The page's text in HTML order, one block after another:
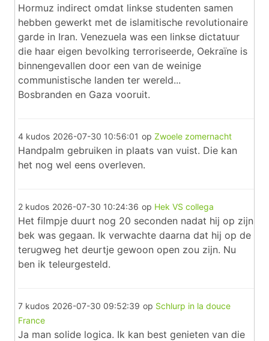
Hormuz indirect omdat linkse studenten samen
hebben gewerkt met de islamitische revolutionaire
garde in Iran. Venezuela was een linkse dictatuur
die haar eigen bevolking terroriseerde, Oekraïne is
binnengevallen door een van de weinige
communistische landen ter wereld...
Bosbranden en Gaza vooruit.
4 kudos 2026-07-30 10:56:01 op Zwoele zomernacht
Handpalm gebruiken in plaats van vuist. Die kan
het nog wel eens overleven.
2 kudos 2026-07-30 10:24:36 op Hek VS collega
Het filmpje duurt nog 20 seconden nadat hij op zijn
bek was gegaan. Ik verwachte daarna dat hij op de
terugweg het deurtje gewoon open zou zijn. Nu
ben ik teleurgesteld.
7 kudos 2026-07-30 09:52:39 op Schlurp in la douce
France
Ja man solide logica. Ik kan best genieten van die